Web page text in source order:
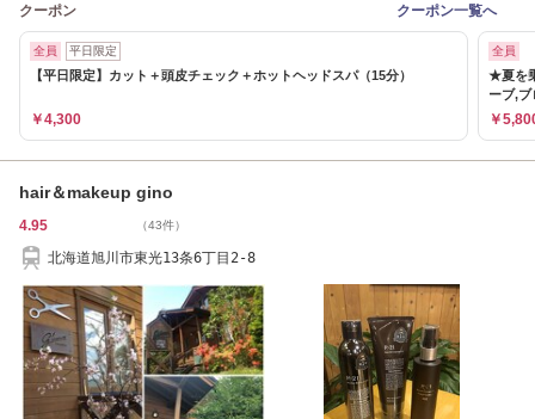
クーポン クーポン一覧へ
全員 平日限定
【平日限定】カット＋頭皮チェック＋ホットヘッドスパ（15分）
￥4,300
全員
★夏を
ーブ,ブ
￥
hair＆makeup gino
4.95 （43件）
北海道旭川市東光13条6丁目2-8